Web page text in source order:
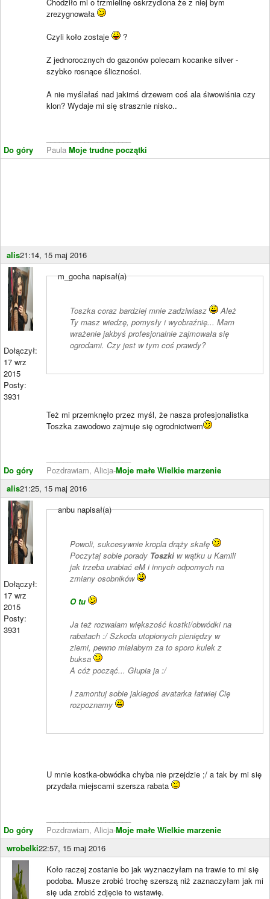
Do góry
zrezygnowała
Czyli koło zostaje
?
Z jednorocznych do gazonów polecam kocanke silver -
szybko rosnące śliczności.
A nie myślałaś nad jakimś drzewem coś ala śiwowiśnia czy
klon? Wydaje mi się strasznie nisko..
Paula Moje trudne początki
alis21:14, 15 maj 2016
Dołączył:
17 wrz
2015
Posty:
3931
Do góry
m_gocha napisał(a)
Toszka coraz bardziej mnie zadziwiasz
Ależ
Ty masz wiedzę, pomysły i wyobraźnię... Mam
wrażenie jakbyś profesjonalnie zajmowała się
ogrodami. Czy jest w tym coś prawdy?
Też mi przemknęło przez myśl, że nasza profesjonalistka
Toszka zawodowo zajmuje się ogrodnictwem
Pozdrawiam, Alicja-Moje małe Wielkie marzenie
alis21:25, 15 maj 2016
Dołączył:
17 wrz
2015
Posty:
3931
Do góry
anbu napisał(a)
Powoli, sukcesywnie kropla drąży skałę
Poczytaj sobie porady Toszkiw wątku u Kamili
jak trzeba urabiać eM i innych odpornych na
zmiany osobników
O tu
Ja też rozwalam większość kostki/obwódki na
rabatach :/ Szkoda utopionych pieniędzy w
ziemi, pewno miałabym za to sporo kulek z
buksa
A cóż począć... Głupia ja :/
I zamontuj sobie jakiegoś avatarka łatwiej Cię
rozpoznamy
U mnie kostka-obwódka chyba nie przejdzie ;/ a tak by mi się
przydała miejscami szersza rabata
Pozdrawiam, Alicja-Moje małe Wielkie marzenie
wrobelki22:57, 15 maj 2016
Koło raczej zostanie bo jak wyznaczyłam na trawie to mi się
podoba. Musze zrobić trochę szerszą niż zaznaczyłam jak mi
się uda zrobić zdjęcie to wstawię.